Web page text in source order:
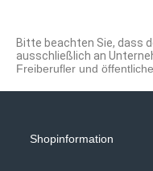
Bitte beachten Sie, dass
ausschließlich an
Freiberufler und
Shopinformation